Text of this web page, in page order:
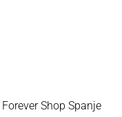
Forever Shop Spanje